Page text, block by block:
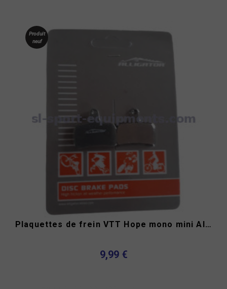
Produit
neuf
Plaquettes de frein VTT Hope mono mini Alligator
9,99 €